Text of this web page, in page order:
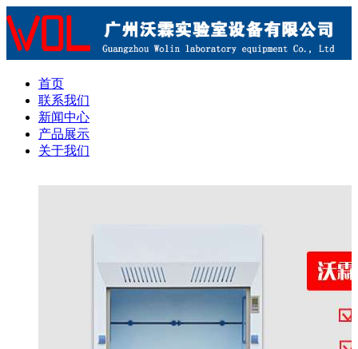
首页
联系我们
新闻中心
产品展示
关于我们